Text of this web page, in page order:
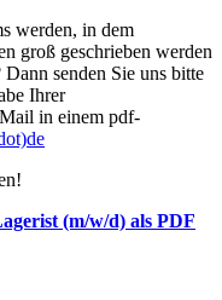
werden, in dem
groß geschrieben werden
senden Sie uns bitte
Ihrer
in einem pdf-
(m/w/d) als PDF